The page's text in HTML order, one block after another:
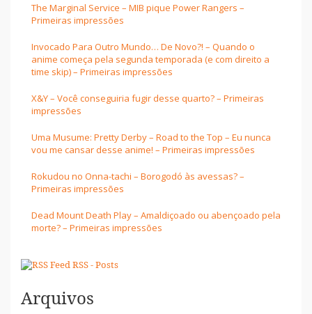
The Marginal Service – MIB pique Power Rangers –
Primeiras impressões
Invocado Para Outro Mundo… De Novo?! – Quando o
anime começa pela segunda temporada (e com direito a
time skip) – Primeiras impressões
X&Y – Você conseguiria fugir desse quarto? – Primeiras
impressões
Uma Musume: Pretty Derby – Road to the Top – Eu nunca
vou me cansar desse anime! – Primeiras impressões
Rokudou no Onna-tachi – Borogodó às avessas? –
Primeiras impressões
Dead Mount Death Play – Amaldiçoado ou abençoado pela
morte? – Primeiras impressões
RSS - Posts
Arquivos